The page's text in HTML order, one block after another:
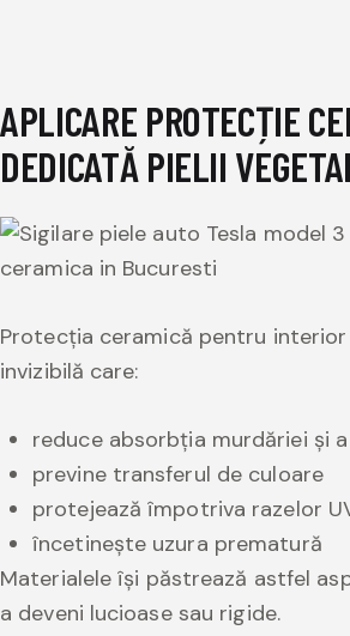
APLICARE PROTECȚIE
DEDICATĂ PIELII
Protecția ceramică pentru
invizibilă care:
reduce absorbția murdăriei și
previne transferul de culoare
protejează împotriva razelor
încetinește uzura prematură
Materialele își păstrează astfel
a deveni lucioase sau rigide.